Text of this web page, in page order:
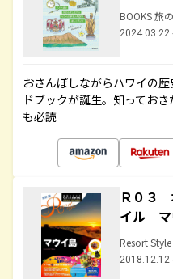
BOOKS 旅
2024.03.22
おさんぽしながらハワイの
ドブックが誕生。知ってお
も必読
Ｒ０３
イル マ
Resort Style
2018.12.12